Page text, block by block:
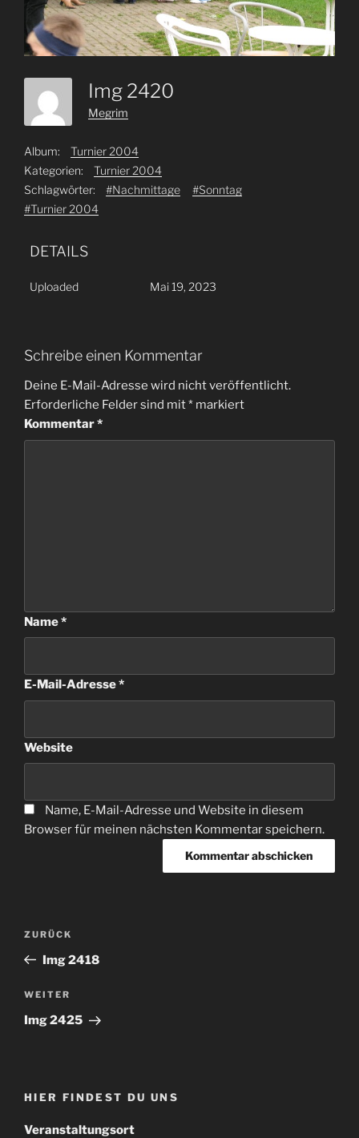
Img 2420
Megrim
Album:
Turnier 2004
Kategorien:
Turnier 2004
Schlagwörter:
#Nachmittage
#Sonntag
#Turnier 2004
DETAILS
Uploaded Mai 19, 2023
Schreibe einen Kommentar
Deine E-Mail-Adresse wird nicht veröffentlicht.
Erforderliche Felder sind mit* markiert
Kommentar*
Name*
E-Mail-Adresse*
Website
Name, E-Mail-Adresse und Website in diesem
Browser für meinen nächsten Kommentar speichern.
Beitragsnavigation
Vorheriger
Beitrag
ZURÜCK
Img 2418
Nächster
Beitrag
WEITER
Img 2425
HIER FINDEST DU UNS
Veranstaltungsort